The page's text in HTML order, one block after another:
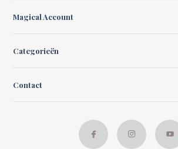
Magical Account
Categorieën
Contact